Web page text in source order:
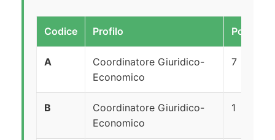
Codice Profilo Posti
A
Coordinatore Giuridico-
Economico
7
B
Coordinatore Giuridico-
Economico
1